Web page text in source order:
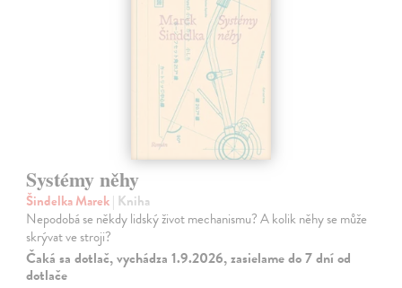
Systémy něhy
Šindelka Marek| Kniha
Nepodobá se někdy lidský život mechanismu? A kolik něhy se může
skrývat ve stroji?
Čaká sa dotlač, vychádza 1.9.2026, zasielame do 7 dní od
dotlače